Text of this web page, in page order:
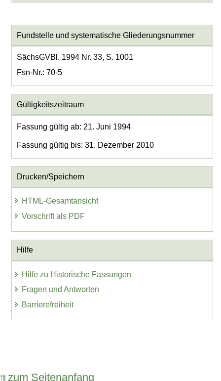
Fundstelle und systematische Gliederungsnummer
SächsGVBl. 1994 Nr. 33, S. 1001
Fsn-Nr.: 70-5
Gültigkeitszeitraum
Fassung gültig ab: 21. Juni 1994
Fassung gültig bis: 31. Dezember 2010
Drucken/Speichern
HTML-Gesamtansicht
Vorschrift als PDF
Hilfe
Hilfe zu Historische Fassungen
Fragen und Antworten
Barrierefreiheit
zum Seitenanfang